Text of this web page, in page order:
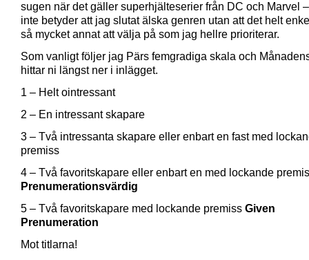
sugen när det gäller superhjälteserier från DC och Marvel
inte betyder att jag slutat älska genren utan att det helt
så mycket annat att välja på som jag hellre prioriterar.
Som vanligt följer jag Pärs femgradiga skala och
hittar ni längst ner i inlägget.
1 – Helt ointressant
2 – En intressant skapare
3 – Två intressanta skapare eller enbart en fast med
premiss
4 – Två favoritskapare eller enbart en med lockande
Prenumerationsvärdig
5 – Två favoritskapare med lockande premiss Given
Prenumeration
Mot titlarna!